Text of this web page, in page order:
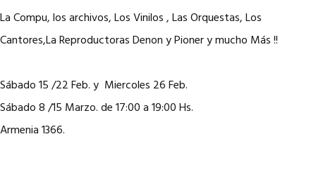
La Compu, los archivos, Los Vinilos , Las Orquestas, Los
Cantores,La Reproductoras Denon y Pioner y mucho Más !!
Sábado 15 /22 Feb. y Miercoles 26 Feb.
Sábado 8 /15 Marzo. de 17:00 a 19:00 Hs.
Armenia 1366.